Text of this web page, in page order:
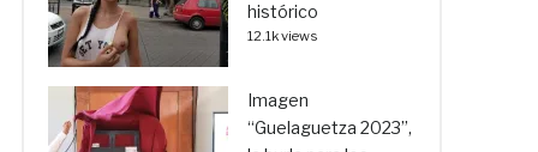
histórico
12.1k views
Imagen
“Guelaguetza 2023”,